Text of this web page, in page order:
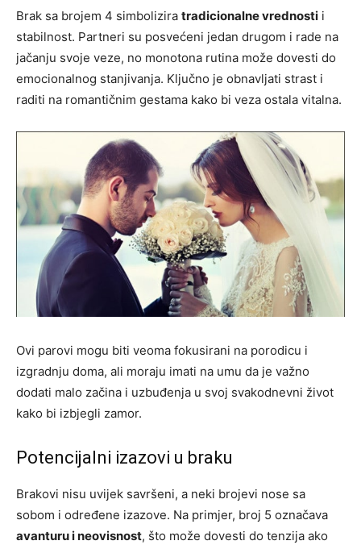
Brak sa brojem 4 simbolizira tradicionalne vrednosti i
stabilnost. Partneri su posvećeni jedan drugom i rade na
jačanju svoje veze, no monotona rutina može dovesti do
emocionalnog stanjivanja. Ključno je obnavljati strast i
raditi na romantičnim gestama kako bi veza ostala vitalna.
Ovi parovi mogu biti veoma fokusirani na porodicu i
izgradnju doma, ali moraju imati na umu da je važno
dodati malo začina i uzbuđenja u svoj svakodnevni život
kako bi izbjegli zamor.
Potencijalni izazovi u braku
Brakovi nisu uvijek savršeni, a neki brojevi nose sa
sobom i određene izazove. Na primjer, broj 5 označava
avanturu i neovisnost, što može dovesti do tenzija ako